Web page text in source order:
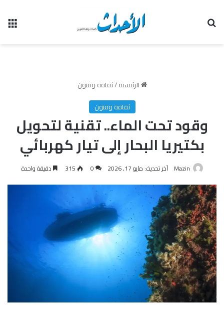
الرئيسية/ثقافة وفنون
ثقافة وفنون
وقود تحت الماء.. تقنية لتحويل
بكتيريا البحار إلى تيار كهربائي
Mazin آخر تحديث: مايو 17, 2026 0
315 دقيقة واحدة